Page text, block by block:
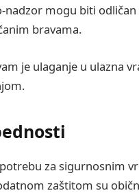
mogu biti
bravama.
je ulaganje u ulazna
za sigurnosnim
zaštitom su